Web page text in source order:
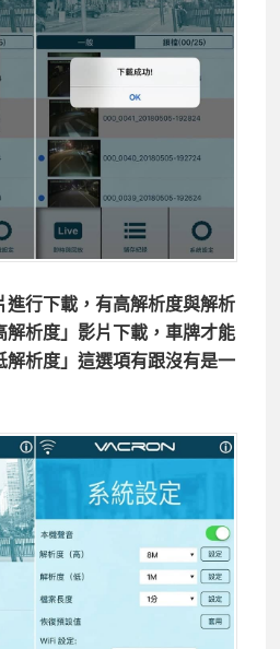
行下載，有高解析度與解析
解析度」影片下載，車牌才能
解析度」這選項有跟沒有是一